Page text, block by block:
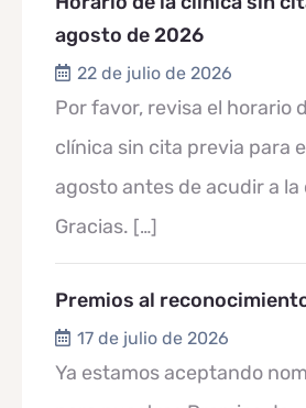
agosto de 2026
22 de julio de 2026
Por favor, revisa el horario
clínica sin cita previa para
agosto antes de acudir a la
Gracias. […]
Premios al
17 de julio de 2026
Ya estamos aceptando